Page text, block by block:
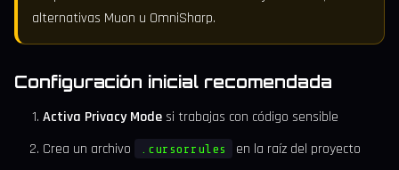
alternativas Muon u OmniSharp.
Configuración inicial recomendada
Activa Privacy Modesi trabajas con código sensible
Crea un archivo
.cursorrules
en la raíz del proyecto